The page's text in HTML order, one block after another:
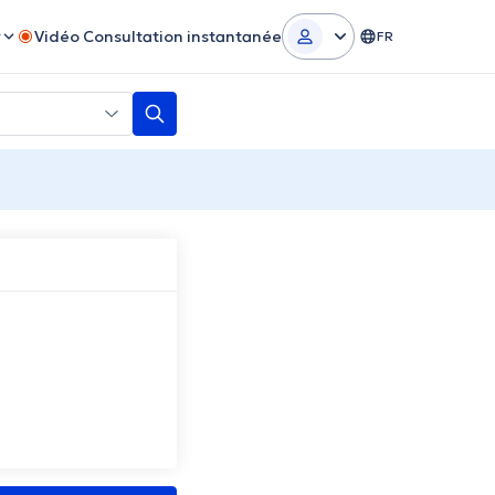
Vidéo Consultation instantanée FR